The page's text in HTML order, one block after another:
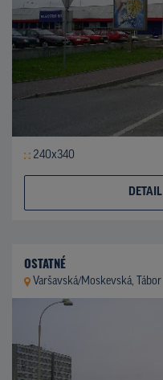
240x340
DETAIL
OSTATNÉ
Varšavská/Moskevská, Tábor